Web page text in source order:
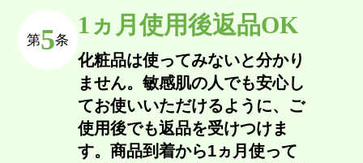
第5条
1ヵ月使用後返品OK
化粧品は使ってみないと分かり
ません。敏感肌の人でも安心し
てお使いいただけるように、ご
使用後でも返品を受けつけま
す。商品到着から1ヵ月使って